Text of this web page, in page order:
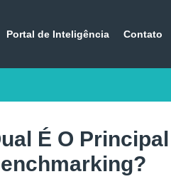
Portal de Inteligência Contato
É O